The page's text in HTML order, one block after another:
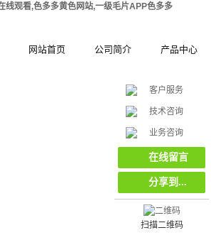
线观看,色多多黄色网站,一级毛片APP色多多
网站首页 公司简介
合作伙伴
产品中心
挡
木塑拼装式围
集装箱集成房
工地工程施工
栏栅栏
环保复合材料
客户服务
技术咨询
业务咨询
在线留言
分享到...
扫描二维码